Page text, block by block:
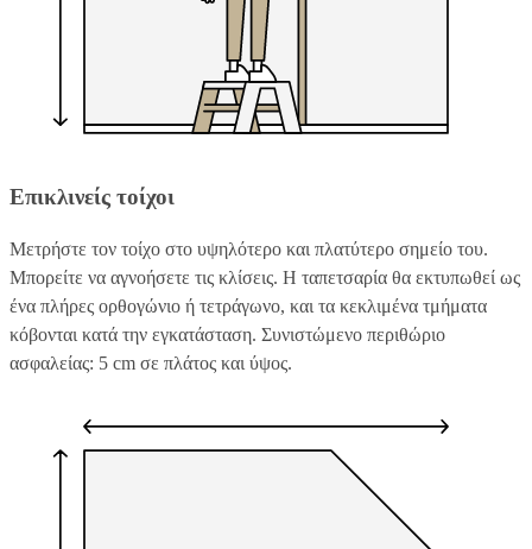
Επικλινείς τοίχοι
Μετρήστε τον τοίχο στο υψηλότερο και πλατύτερο σημείο του.
Μπορείτε να αγνοήσετε τις κλίσεις. Η ταπετσαρία θα εκτυπωθεί ως
ένα πλήρες ορθογώνιο ή τετράγωνο, και τα κεκλιμένα τμήματα
κόβονται κατά την εγκατάσταση. Συνιστώμενο περιθώριο
ασφαλείας: 5 cm σε πλάτος και ύψος.